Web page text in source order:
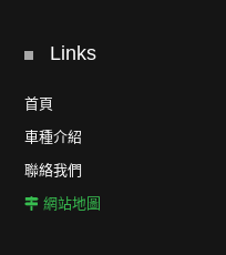
Links
首頁
車種介紹
聯絡我們
網站地圖